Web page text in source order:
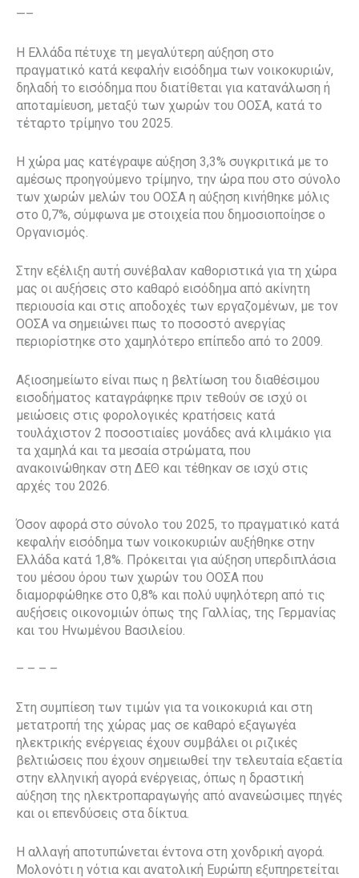
—–
Η Ελλάδα πέτυχε τη μεγαλύτερη αύξηση στο
πραγματικό κατά κεφαλήν εισόδημα των νοικοκυριών,
δηλαδή το εισόδημα που διατίθεται για κατανάλωση ή
αποταμίευση, μεταξύ των χωρών του ΟΟΣΑ, κατά το
τέταρτο τρίμηνο του 2025.
Η χώρα μας κατέγραψε αύξηση 3,3% συγκριτικά με το
αμέσως προηγούμενο τρίμηνο, την ώρα που στο σύνολο
των χωρών μελών του ΟΟΣΑ η αύξηση κινήθηκε μόλις
στο 0,7%, σύμφωνα με στοιχεία που δημοσιοποίησε ο
Οργανισμός.
Στην εξέλιξη αυτή συνέβαλαν καθοριστικά για τη χώρα
μας οι αυξήσεις στο καθαρό εισόδημα από ακίνητη
περιουσία και στις αποδοχές των εργαζομένων, με τον
ΟΟΣΑ να σημειώνει πως το ποσοστό ανεργίας
περιορίστηκε στο χαμηλότερο επίπεδο από το 2009.
Αξιοσημείωτο είναι πως η βελτίωση του διαθέσιμου
εισοδήματος καταγράφηκε πριν τεθούν σε ισχύ οι
μειώσεις στις φορολογικές κρατήσεις κατά
τουλάχιστον 2 ποσοστιαίες μονάδες ανά κλιμάκιο για
τα χαμηλά και τα μεσαία στρώματα, που
ανακοινώθηκαν στη ΔΕΘ και τέθηκαν σε ισχύ στις
αρχές του 2026.
Όσον αφορά στο σύνολο του 2025, το πραγματικό κατά
κεφαλήν εισόδημα των νοικοκυριών αυξήθηκε στην
Ελλάδα κατά 1,8%. Πρόκειται για αύξηση υπερδιπλάσια
του μέσου όρου των χωρών του ΟΟΣΑ που
διαμορφώθηκε στο 0,8% και πολύ υψηλότερη από τις
αυξήσεις οικονομιών όπως της Γαλλίας, της Γερμανίας
και του Ηνωμένου Βασιλείου.
– – – –
Στη συμπίεση των τιμών για τα νοικοκυριά και στη
μετατροπή της χώρας μας σε καθαρό εξαγωγέα
ηλεκτρικής ενέργειας έχουν συμβάλει οι ριζικές
βελτιώσεις που έχουν σημειωθεί την τελευταία εξαετία
στην ελληνική αγορά ενέργειας, όπως η δραστική
αύξηση της ηλεκτροπαραγωγής από ανανεώσιμες πηγές
και οι επενδύσεις στα δίκτυα.
Η αλλαγή αποτυπώνεται έντονα στη χονδρική αγορά.
Μολονότι η νότια και ανατολική Ευρώπη εξυπηρετείται